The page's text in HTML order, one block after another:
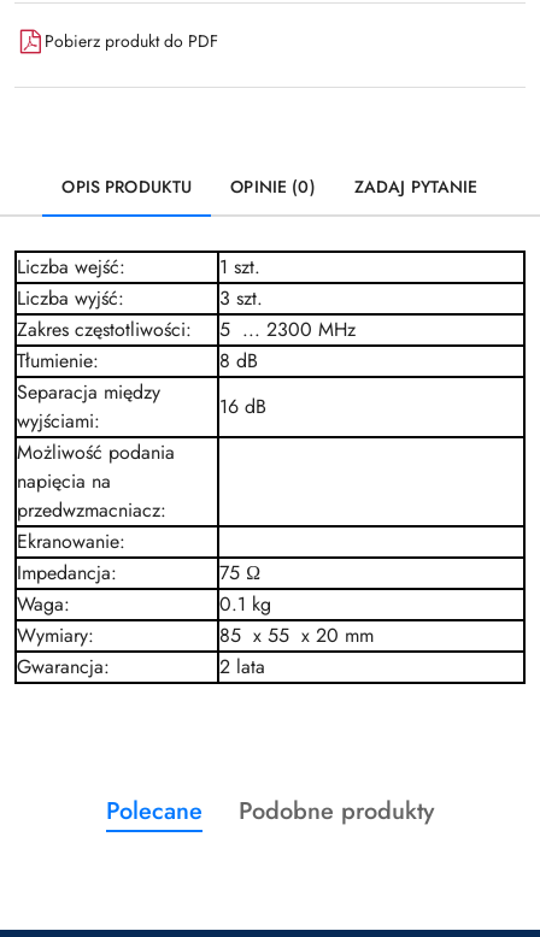
Pobierz produkt do PDF
OPIS PRODUKTU OPINIE (0) ZADAJ PYTANIE
Liczba wejść:
1 szt.
Liczba wyjść:
3 szt.
Zakres częstotliwości:
5 ... 2300 MHz
Tłumienie: 8 dB
Separacja między
wyjściami:
16 dB
Możliwość podania
napięcia na
przedwzmacniacz:
Ekranowanie:
Impedancja:
75 Ω
Waga:
0.1 kg
Wymiary:
85 x 55 x 20 mm
Gwarancja: 2 lata
Pomiń karuzelę produktów
Produkty
o
Polecane
Produkty
Podobne produkty